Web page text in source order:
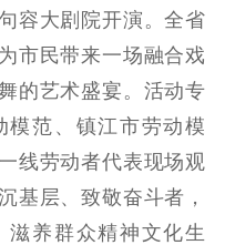
研究阐释
成果集萃
资料下载
容大剧院开演。全省
市民带来一场融合戏
的艺术盛宴。活动专
模范、镇江市劳动模
线劳动者代表现场观
基层、致敬奋斗者，
滋养群众精神文化生